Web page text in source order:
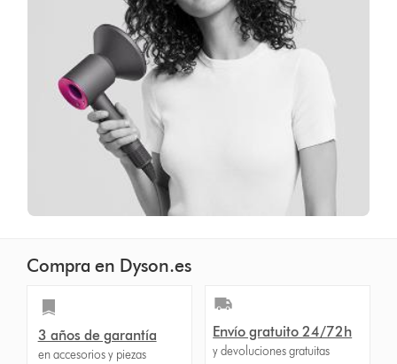
Compra en Dyson.es
3 años de garantía
en accesorios y piezas
Envío gratuito 24/72h
y devoluciones gratuitas